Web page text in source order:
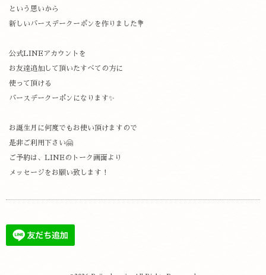
という思いから
新しいバースデークーポンを作りました💐
公式LINEアカウントを
お友達追加して頂いたすべての方に
使って頂ける
バースデークーポンになります✨
お誕生月に何度でもお使い頂けますので
是非ご利用下さい🤗
ご予約は、LINEのトーク画面より
メッセージをお願い致します！